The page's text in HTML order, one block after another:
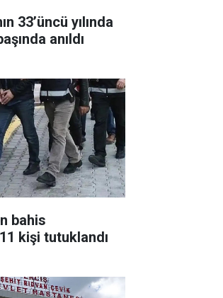
33’üncü yılında
anıldı
bahis
kişi tutuklandı